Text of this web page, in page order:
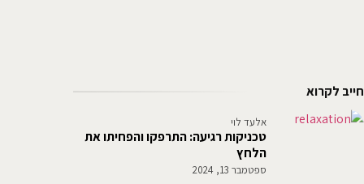
חייב לקרוא
טכניקות רגיעה: התרפקו והפחיתו את
הלחץ
אלעד לוי
ספטמבר 13, 2024